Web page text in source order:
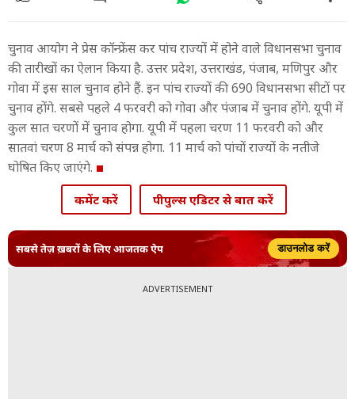
चुनाव आयोग ने प्रेस कॉन्फ्रेंस कर पांच राज्यों में होने वाले विधानसभा चुनाव
की तारीखों का ऐलान किया है. उत्तर प्रदेश, उत्तराखंड, पंजाब, मणिपुर और
गोवा में इस साल चुनाव होने हैं. इन पांच राज्यों की 690 विधानसभा सीटों पर
चुनाव होंगे. सबसे पहले 4 फरवरी को गोवा और पंजाब में चुनाव होंगे. यूपी में
कुल सात चरणों में चुनाव होगा. यूपी में पहला चरण 11 फरवरी को और
सातवां चरण 8 मार्च को संपन्न होगा. 11 मार्च को पांचों राज्यों के नतीजे
घोषित किए जाएंगे.
कमेंट करें पीपुल्स एडिटर से बात करें
सबसे तेज़ ख़बरों के लिए आजतक ऐप डाउनलोड करें
ADVERTISEMENT